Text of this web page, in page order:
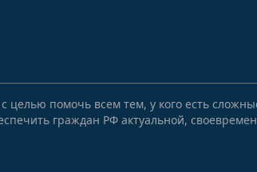
помочь всем тем, у кого есть
граждан РФ актуальной,